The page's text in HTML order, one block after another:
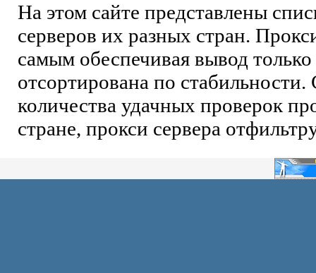
На этом сайте представлены
серверов их разных стран.
самым обеспечивая вывод
отсортирована по стабильности.
количества удачных проверок
стране, прокси сервера